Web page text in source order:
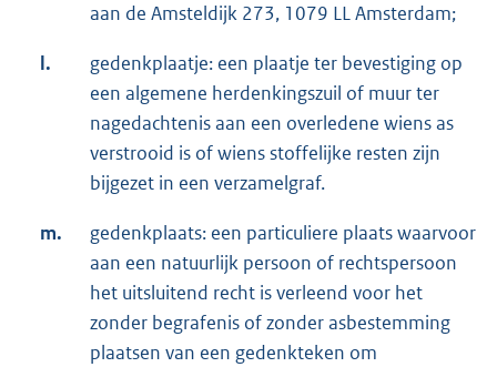
aan de Amsteldijk 273, 1079 LL Amsterdam;
l.
gedenkplaatje: een plaatje ter bevestiging op
een algemene herdenkingszuil of muur ter
nagedachtenis aan een overledene wiens as
verstrooid is of wiens stoffelijke resten zijn
bijgezet in een verzamelgraf.
m.
gedenkplaats: een particuliere plaats waarvoor
aan een natuurlijk persoon of rechtspersoon
het uitsluitend recht is verleend voor het
zonder begrafenis of zonder asbestemming
plaatsen van een gedenkteken om